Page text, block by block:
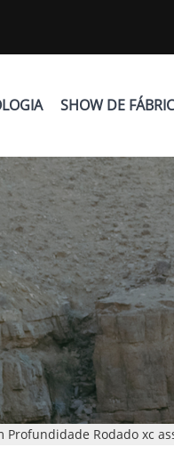
SHOW DE
Rodado xc